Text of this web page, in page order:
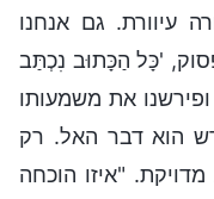
עיוורת. גם אנחנו
'כָּל הַכָּתוּב נִכְתַּב
את משמעותו
הוא דבר האל. רק
"איזו הוכחה